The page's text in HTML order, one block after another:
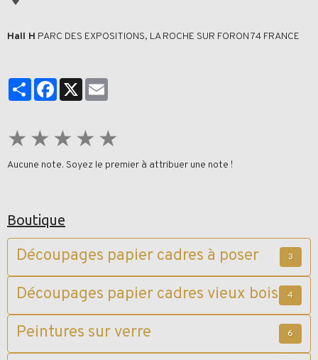
Hall H PARC DES EXPOSITIONS, LA ROCHE SUR FORON 74 FRANCE
PartagerFacebook
X
★ ★ ★ ★ ★
Aucune note. Soyez le premier à attribuer une note !
Boutique
Découpages papier cadres à poser 3
Découpages papier cadres vieux bois 4
Peintures sur verre 6